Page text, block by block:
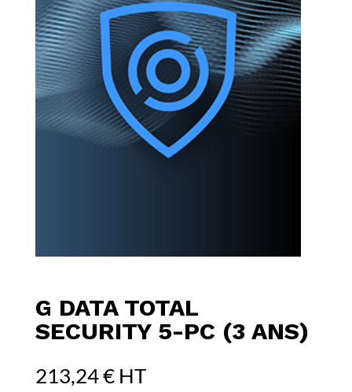
G DATA TOTAL
SECURITY 5-PC (3 ANS)
213,24€ HT